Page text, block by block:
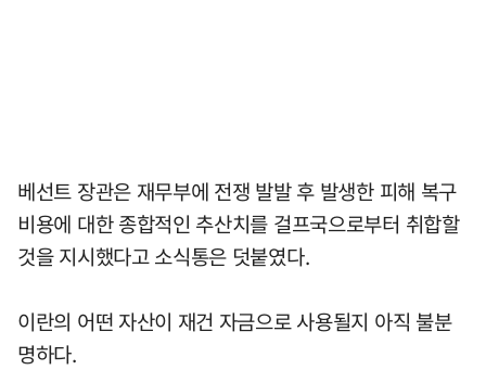
베선트 장관은 재무부에 전쟁 발발 후 발생한 피해 복구
비용에 대한 종합적인 추산치를 걸프국으로부터 취합할
것을 지시했다고 소식통은 덧붙였다.
이란의 어떤 자산이 재건 자금으로 사용될지 아직 불분
명하다.